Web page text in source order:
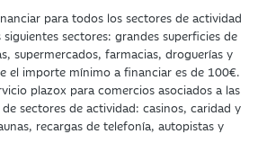
para todos los sectores de actividad
sectores: grandes superficies de
supermercados, farmacias, droguerías y
el importe mínimo a financiar es de 100€.
plazox para comercios asociados a las
sectores de actividad: casinos, caridad y
recargas de telefonía, autopistas y